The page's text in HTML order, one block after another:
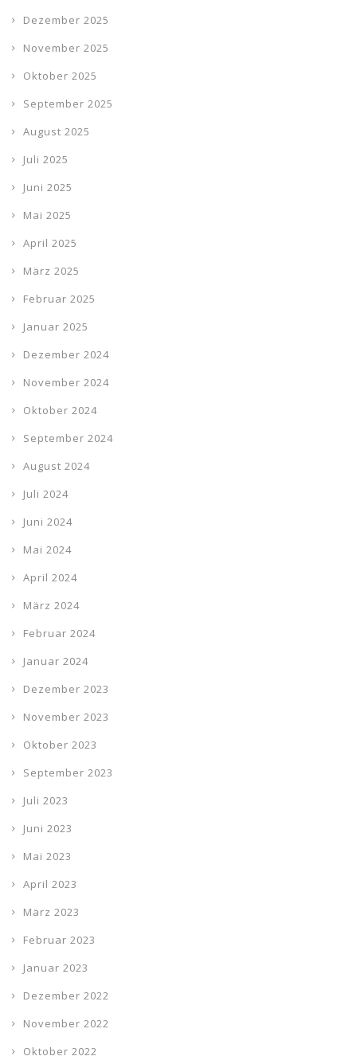
Dezember 2025
November 2025
Oktober 2025
September 2025
August 2025
Juli 2025
Juni 2025
Mai 2025
April 2025
März 2025
Februar 2025
Januar 2025
Dezember 2024
November 2024
Oktober 2024
September 2024
August 2024
Juli 2024
Juni 2024
Mai 2024
April 2024
März 2024
Februar 2024
Januar 2024
Dezember 2023
November 2023
Oktober 2023
September 2023
Juli 2023
Juni 2023
Mai 2023
April 2023
März 2023
Februar 2023
Januar 2023
Dezember 2022
November 2022
Oktober 2022